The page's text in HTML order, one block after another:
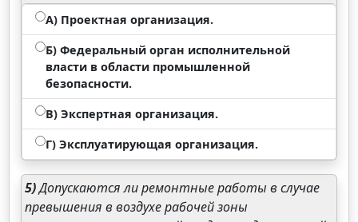
А) Проектная организация.
Б) Федеральный орган исполнительной
власти в области промышленной
безопасности.
В) Экспертная организация.
Г) Эксплуатирующая организация.
5)Допускаются ли ремонтные работы в случае
превышения в воздухе рабочей зоны